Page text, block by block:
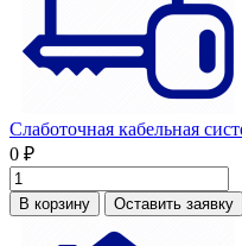
Слаботочная кабельная
0 ₽
В корзину Оставить заявку